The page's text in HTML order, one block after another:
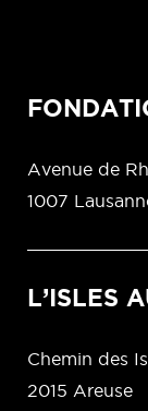
Avenue de
1007
L’ISLES
Chemin des
2015 Areuse